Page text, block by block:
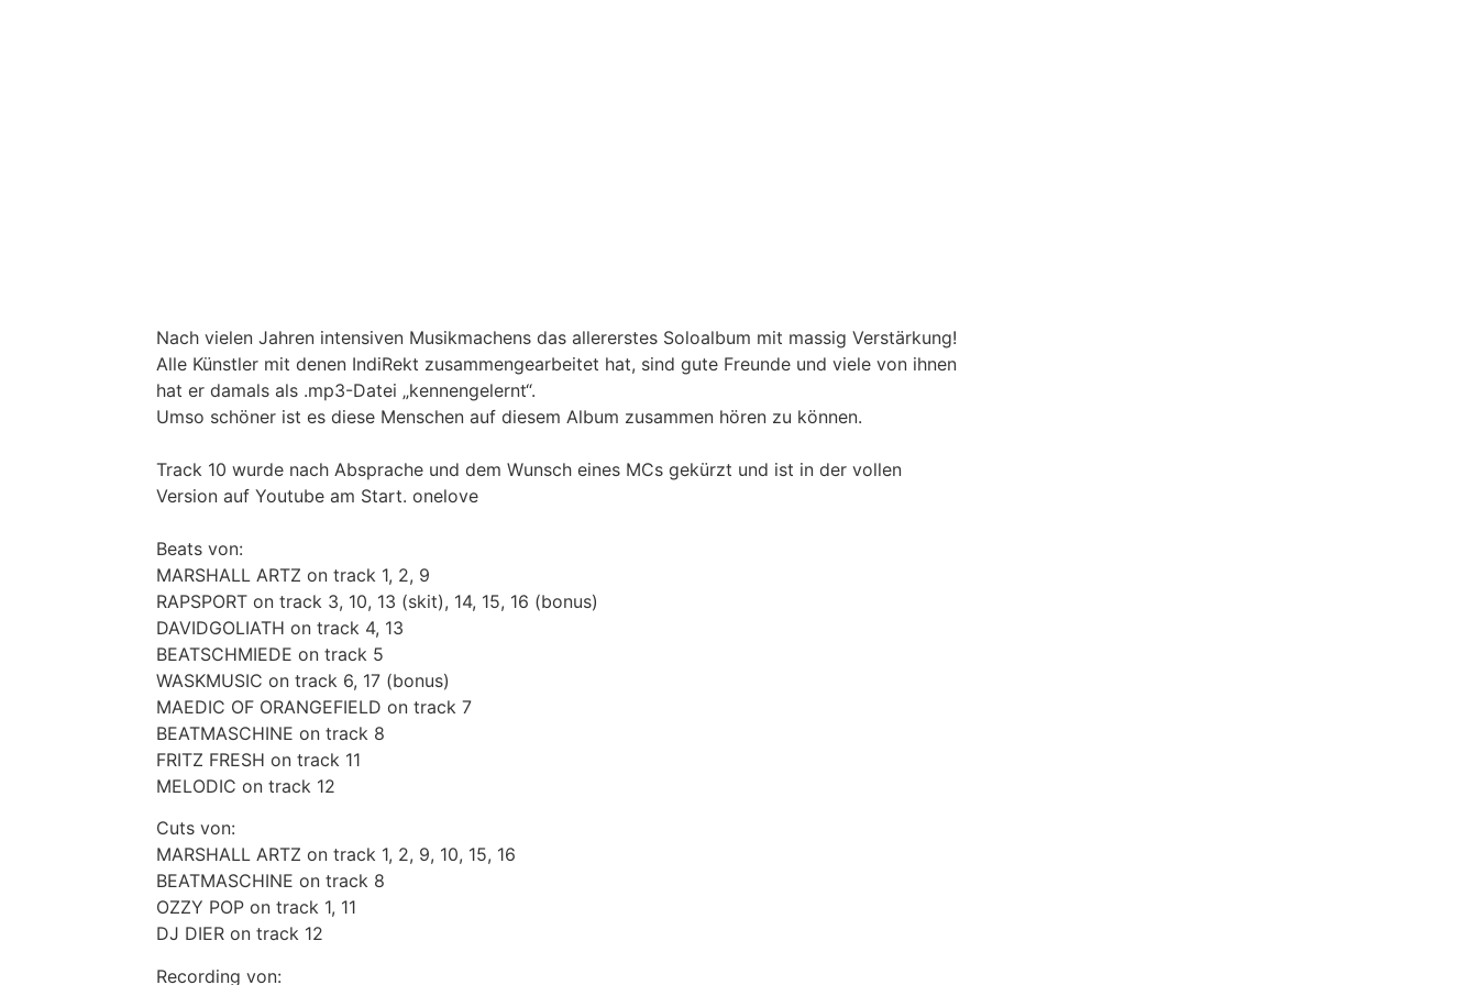
Nach vielen Jahren intensiven Musikmachens das allererstes Soloalbum mit massig Verstärkung!
Alle Künstler mit denen IndiRekt zusammengearbeitet hat, sind gute Freunde und viele von ihnen
hat er damals als .mp3-Datei „kennengelernt“.
Umso schöner ist es diese Menschen auf diesem Album zusammen hören zu können.
Track 10 wurde nach Absprache und dem Wunsch eines MCs gekürzt und ist in der vollen
Version auf Youtube am Start. onelove
Beats von:
MARSHALL ARTZ on track 1, 2, 9
RAPSPORT on track 3, 10, 13 (skit), 14, 15, 16 (bonus)
DAVIDGOLIATH on track 4, 13
BEATSCHMIEDE on track 5
WASKMUSIC on track 6, 17 (bonus)
MAEDIC OF ORANGEFIELD on track 7
BEATMASCHINE on track 8
FRITZ FRESH on track 11
MELODIC on track 12
Cuts von:
MARSHALL ARTZ on track 1, 2, 9, 10, 15, 16
BEATMASCHINE on track 8
OZZY POP on track 1, 11
DJ DIER on track 12
Recording von: